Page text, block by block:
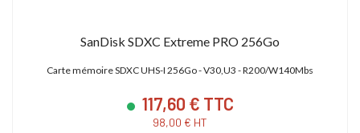
SanDisk SDXC Extreme PRO 256Go
Carte mémoire SDXC UHS-I 256Go - V30,U3 - R200/W140Mbs
117,60 € TTC
98,00 € HT